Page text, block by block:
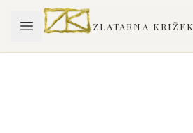
ZLATARNA KRIŽEK